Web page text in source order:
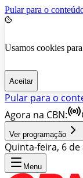
Pular para o
Usamos cookies
Aceitar
Pular para o
Agora na CBN:
Ver programação
Quinta-feira, 6
Menu